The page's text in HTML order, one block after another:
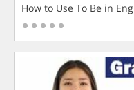
How to Use To Be in